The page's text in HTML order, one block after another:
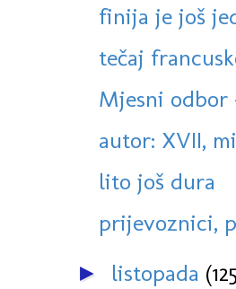
finija je još
tečaj
Mjesni odbor
autor: XVII,
lito još dura
prijevoznici,
► listopada